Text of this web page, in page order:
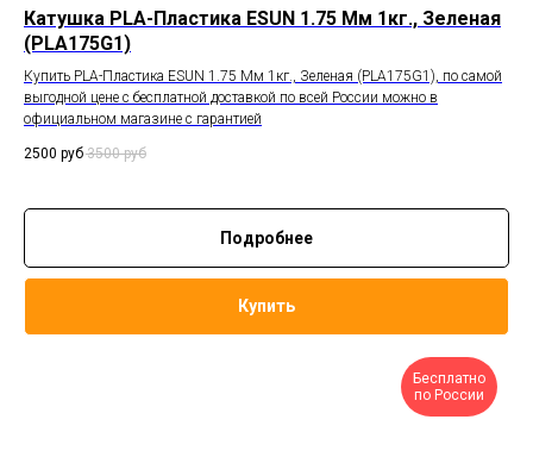
Катушка PLA-Пластика ESUN 1.75 Мм 1кг., Зеленая
(PLA175G1)
Купить PLA-Пластика ESUN 1.75 Мм 1кг., Зеленая (PLA175G1), по самой
выгодной цене с бесплатной доставкой по всей России можно в
официальном магазине с гарантией
2500 руб 3500 руб
Подробнее
Купить
Бесплатно
по России